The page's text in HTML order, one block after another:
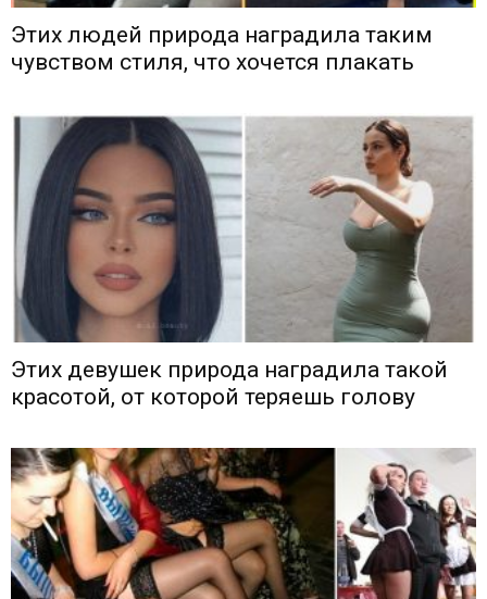
Этих людей природа наградила таким
чувством стиля, что хочется плакать
Этих девушек природа наградила такой
красотой, от которой теряешь голову